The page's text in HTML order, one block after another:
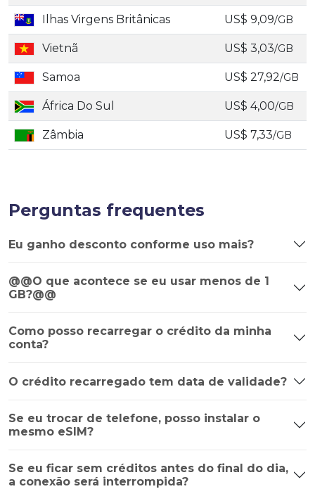
Ilhas Virgens Britânicas US$ 9,09/GB
Vietnã US$ 3,03/GB
Samoa US$ 27,92/GB
África Do Sul US$ 4,00/GB
Zâmbia US$ 7,33/GB
Perguntas frequentes
Eu ganho desconto conforme uso mais?
@@O que acontece se eu usar menos de 1
GB?@@
Como posso recarregar o crédito da minha
conta?
O crédito recarregado tem data de validade?
Se eu trocar de telefone, posso instalar o
mesmo eSIM?
Se eu ficar sem créditos antes do final do dia,
a conexão será interrompida?